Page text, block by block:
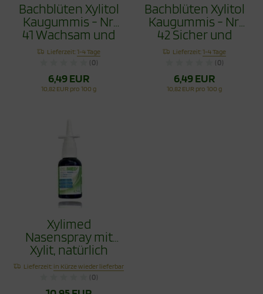
Bachblüten Xylitol
Kaugummis - Nr.
41 Wachsam und
Beständig 60g
Lieferzeit:1-4 Tage
(0)
6,49 EUR
10,82 EUR pro 100 g
Bachblüten Xylitol
Kaugummis - Nr.
42 Sicher und
Überzeugt 60g
Lieferzeit:1-4 Tage
(0)
6,49 EUR
10,82 EUR pro 100 g
Xylimed
Nasenspray mit
Xylit, natürlich
reinigend, 45ml
Lieferzeit: in Kürze wieder lieferbar
(0)